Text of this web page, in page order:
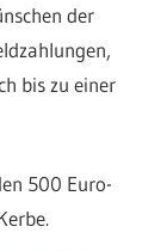
der
bis zu einer
500 Euro-